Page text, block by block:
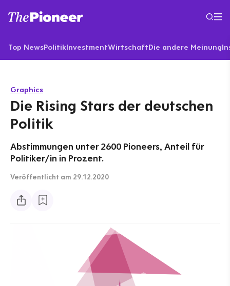
Top NewsPolitikInvestmentWirtschaftDie andere Meinung
Graphics
Die Rising Stars der deutschen
Politik
Abstimmungen unter 2600 Pioneers, Anteil für
Politiker/in in Prozent.
Veröffentlicht am 29.12.2020